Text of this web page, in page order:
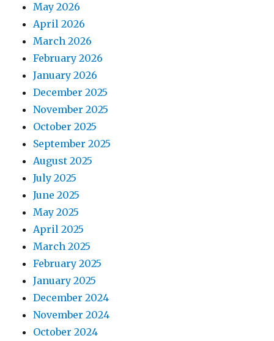
May 2026
April 2026
March 2026
February 2026
January 2026
December 2025
November 2025
October 2025
September 2025
August 2025
July 2025
June 2025
May 2025
April 2025
March 2025
February 2025
January 2025
December 2024
November 2024
October 2024